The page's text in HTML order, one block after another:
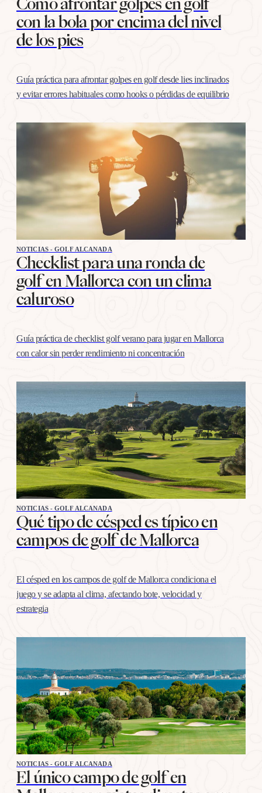
Cómo afrontar golpes en golf
con la bola por encima del nivel
de los pies
Guía práctica para afrontar golpes en golf desde lies inclinados
y evitar errores habituales como hooks o pérdidas de equilibrio
NOTICIAS - GOLF ALCANADA
Checklist para una ronda de
golf en Mallorca con un clima
caluroso
Guía práctica de checklist golf verano para jugar en Mallorca
con calor sin perder rendimiento ni concentración
NOTICIAS - GOLF ALCANADA
Qué tipo de césped es típico en
campos de golf de Mallorca
El césped en los campos de golf de Mallorca condiciona el
juego y se adapta al clima, afectando bote, velocidad y
estrategia
NOTICIAS - GOLF ALCANADA
El único campo de golf en